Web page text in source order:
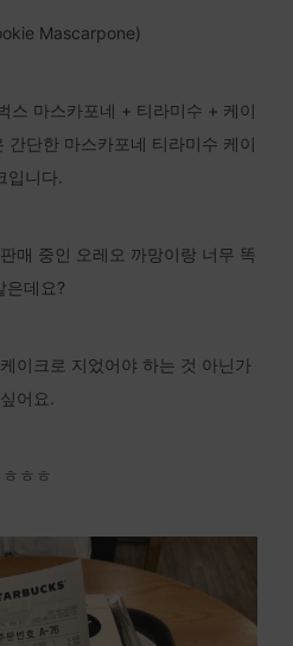
Mascarpone)
스 마스카포네 + 티라미수 + 케이
간단한 마스카포네 티라미수 케이
입니다.
매 중인 오레오 까망이랑 너무 똑
은데요?
이크로 지었어야 하는 것 아닌가
싶어요.
ㅎㅎㅎ